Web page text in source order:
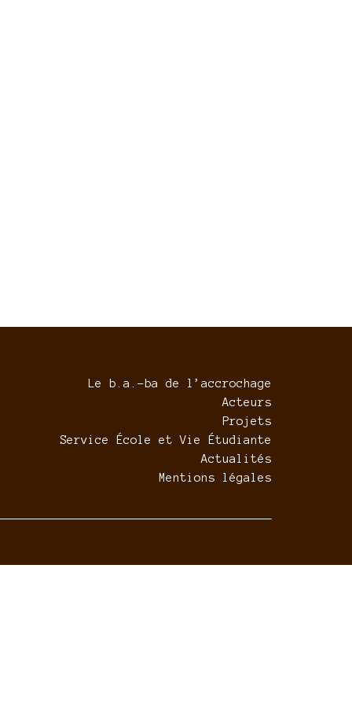
Le b.a.-ba de l’accrochage
Acteurs
Projets
Service École et Vie Étudiante
Actualités
Mentions légales